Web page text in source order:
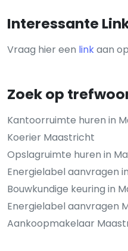
Interessante
Vraag hier een linkaan
Zoek op
Kantoorruimte huren in
Koerier Maastricht
Opslagruimte huren in
Energielabel aanvragen
Bouwkundige keuring in
Energielabel aanvragen
Aankoopmakelaar